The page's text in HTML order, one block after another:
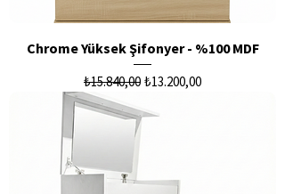
Chrome Yüksek Şifonyer - %100 MDF
Normal Fiyat
₺15.840,00 İndirimli Fiyat
₺13.200,00